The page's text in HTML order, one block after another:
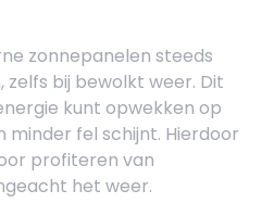
zonnepanelen steeds
bij bewolkt weer. Dit
kunt opwekken op
minder fel schijnt. Hierdoor
profiteren van
het weer.